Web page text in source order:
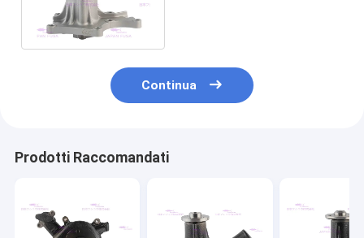
Continua
Prodotti Raccomandati